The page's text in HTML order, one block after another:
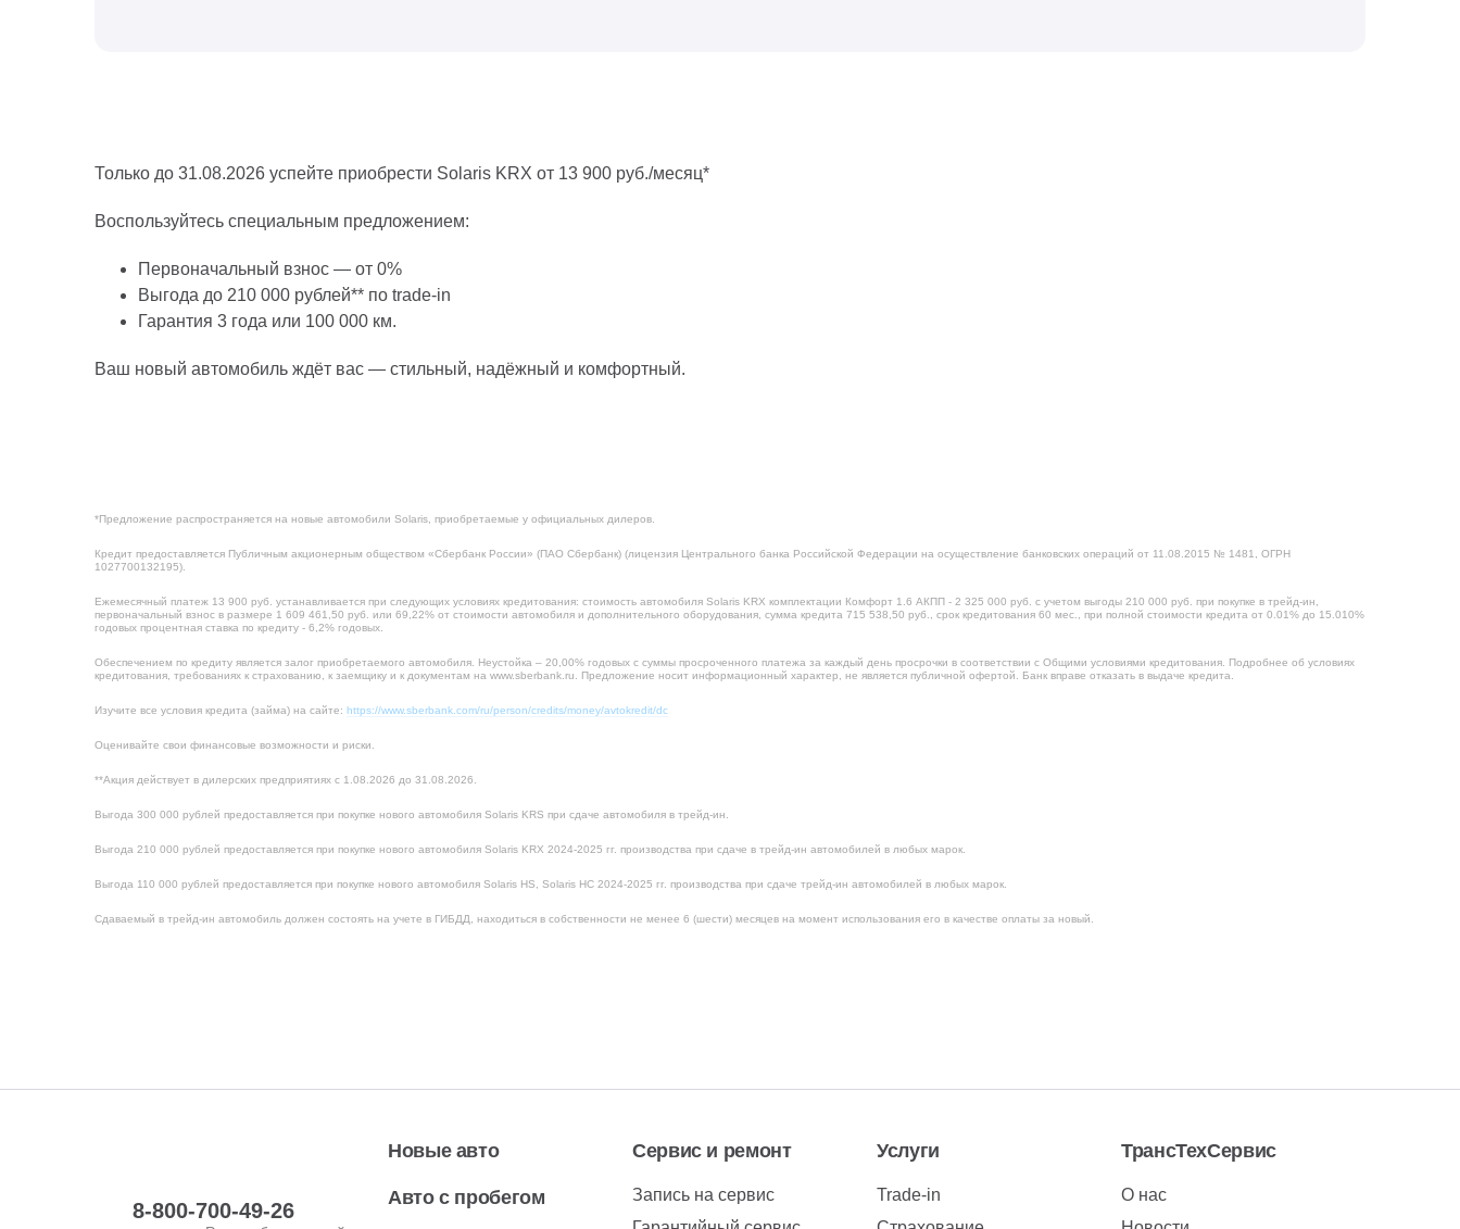
Только до 31.08.2026 успейте приобрести Solaris KRX от 13 900 руб./месяц*
Воспользуйтесь специальным предложением:
Первоначальный взнос — от 0%
Выгода до 210 000 рублей** по trade‑in
Гарантия 3 года или 100 000 км.
Ваш новый автомобиль ждёт вас — стильный, надёжный и комфортный.
*Предложение распространяется на новые автомобили Solaris, приобретаемые у официальных дилеров.
Кредит предоставляется Публичным акционерным обществом «Сбербанк России» (ПАО Сбербанк) (лицензия Центрального банка Российской Федерации на осуществление банковских операций от 11.08.2015 № 1481, ОГРН
1027700132195).
Ежемесячный платеж 13 900 руб. устанавливается при следующих условиях кредитования: стоимость автомобиля Solaris KRX комплектации Комфорт 1.6 АКПП - 2 325 000 руб. с учетом выгоды 210 000 руб. при покупке в трейд-ин,
первоначальный взнос в размере 1 609 461,50 руб. или 69,22% от стоимости автомобиля и дополнительного оборудования, сумма кредита 715 538,50 руб., срок кредитования 60 мес., при полной стоимости кредита от 0.01% до 15.010%
годовых процентная ставка по кредиту - 6,2% годовых.
Обеспечением по кредиту является залог приобретаемого автомобиля. Неустойка – 20,00% годовых с суммы просроченного платежа за каждый день просрочки в соответствии с Общими условиями кредитования. Подробнее об условиях
кредитования, требованиях к страхованию, к заемщику и к документам на www.sberbank.ru. Предложение носит информационный характер, не является публичной офертой. Банк вправе отказать в выдаче кредита.
Изучите все условия кредита (займа) на сайте: https://www.sberbank.com/ru/person/credits/money/avtokredit/dc
Оценивайте свои финансовые возможности и риски.
**Акция действует в дилерских предприятиях с 1.08.2026 до 31.08.2026.
Выгода 300 000 рублей предоставляется при покупке нового автомобиля Solaris KRS при сдаче автомобиля в трейд-ин.
Выгода 210 000 рублей предоставляется при покупке нового автомобиля Solaris KRX 2024-2025 гг. производства при сдаче в трейд-ин автомобилей в любых марок.
Выгода 110 000 рублей предоставляется при покупке нового автомобиля Solaris HS, Solaris HC 2024-2025 гг. производства при сдаче трейд-ин автомобилей в любых марок.
Сдаваемый в трейд-ин автомобиль должен состоять на учете в ГИБДД, находиться в собственности не менее 6 (шести) месяцев на момент использования его в качестве оплаты за новый.
8-800-700-49-26
Новые авто
Авто с пробегом
Сервис и ремонт
Запись на сервис
Услуги
Trade-in
ТрансТехСервис
О нас